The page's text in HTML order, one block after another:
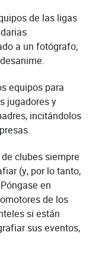
de las ligas
a un fotógrafo;
equipos para
jugadores y
incitándolos
clubes siempre
(y, por lo tanto,
en
de los
si están
sus eventos,